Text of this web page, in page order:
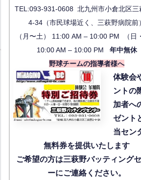
TEL:093-931-0608 北九州市小倉北区三
4-34（市民球場近く、三萩野病院前）
（月〜土） 11:00 AM – 10:00 PM （日
10:00 AM – 10:00 PM 年中無休
野球チームの指導者様へ
体験会
ントの
加者へ
ゼント
当セン
無料券を提供いたします
ご希望の方は三萩野バッティング
ーにご連絡ください。